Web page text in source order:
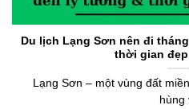
Du lịch Lạng Sơn nên đi
thời gian đẹp
Lạng Sơn – một vùng đất
hùng